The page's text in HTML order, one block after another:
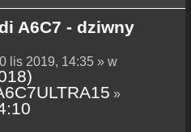
A6C7 - dziwny
lis 2019, 14:35 » w
»